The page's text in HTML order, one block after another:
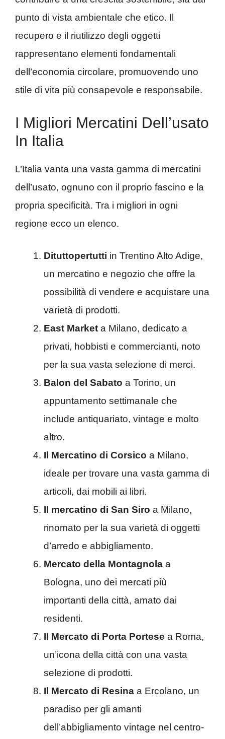
punto di vista ambientale che etico. Il
recupero e il riutilizzo degli oggetti
rappresentano elementi fondamentali
dell’economia circolare, promuovendo uno
stile di vita più consapevole e responsabile.
I Migliori Mercatini Dell’usato
In Italia
L’Italia vanta una vasta gamma di mercatini
dell’usato, ognuno con il proprio fascino e la
propria specificità. Tra i migliori in ogni
regione ecco un elenco.
Dituttopertutti in Trentino Alto Adige,
un mercatino e negozio che offre la
possibilità di vendere e acquistare una
varietà di prodotti.
East Market a Milano, dedicato a
privati, hobbisti e commercianti, noto
per la sua vasta selezione di merci.
Balon del Sabato a Torino, un
appuntamento settimanale che
include antiquariato, vintage e molto
altro.
Il Mercatino di Corsico a Milano,
ideale per trovare una vasta gamma di
articoli, dai mobili ai libri.
Il mercatino di San Siro a Milano,
rinomato per la sua varietà di oggetti
d’arredo e abbigliamento.
Mercato della Montagnola a
Bologna, uno dei mercati più
importanti della città, amato dai
residenti.
Il Mercato di Porta Portese a Roma,
un’icona della città con una vasta
selezione di prodotti.
Il Mercato di Resina a Ercolano, un
paradiso per gli amanti
dell’abbigliamento vintage nel centro-